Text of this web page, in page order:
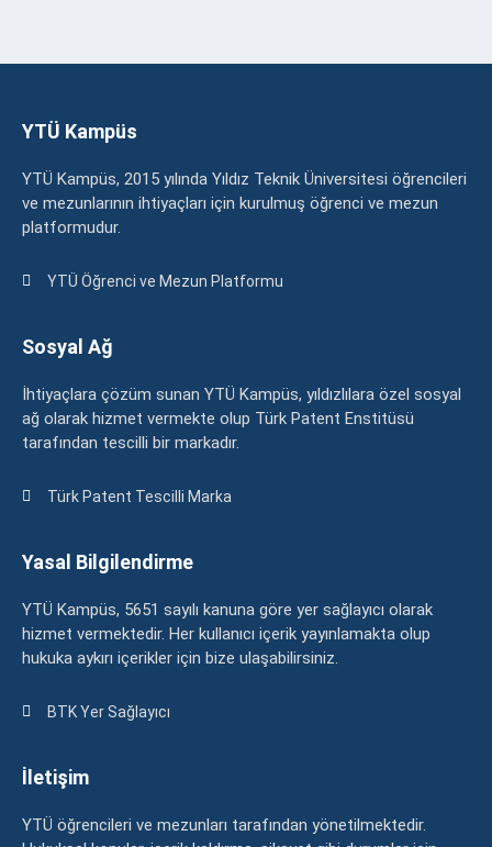
YTÜ Kampüs
YTÜ Kampüs, 2015 yılında Yıldız Teknik Üniversitesi öğrencileri
ve mezunlarının ihtiyaçları için kurulmuş öğrenci ve mezun
platformudur.
YTÜ Öğrenci ve Mezun Platformu
Sosyal Ağ
İhtiyaçlara çözüm sunan YTÜ Kampüs, yıldızlılara özel sosyal
ağ olarak hizmet vermekte olup Türk Patent Enstitüsü
tarafından tescilli bir markadır.
Türk Patent Tescilli Marka
Yasal Bilgilendirme
YTÜ Kampüs, 5651 sayılı kanuna göre yer sağlayıcı olarak
hizmet vermektedir. Her kullanıcı içerik yayınlamakta olup
hukuka aykırı içerikler için bize ulaşabilirsiniz.
BTK Yer Sağlayıcı
İletişim
YTÜ öğrencileri ve mezunları tarafından yönetilmektedir.